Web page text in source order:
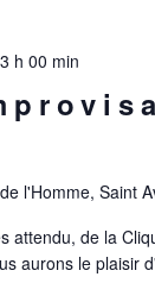
h 00 min
l'Homme, Saint
attendu, de la
aurons le plaisir